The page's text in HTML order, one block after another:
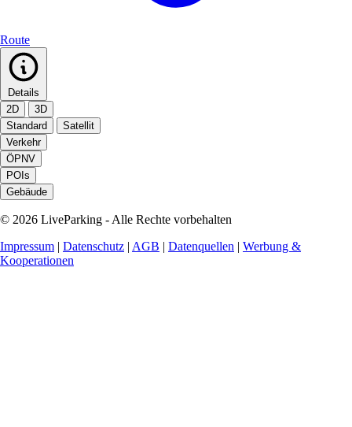
Route
Details
2D
3D
Standard
Satellit
Verkehr
ÖPNV
POIs
Gebäude
© 2026 LiveParking - Alle Rechte vorbehalten
Impressum | Datenschutz | AGB | Datenquellen | Werbung &
Kooperationen